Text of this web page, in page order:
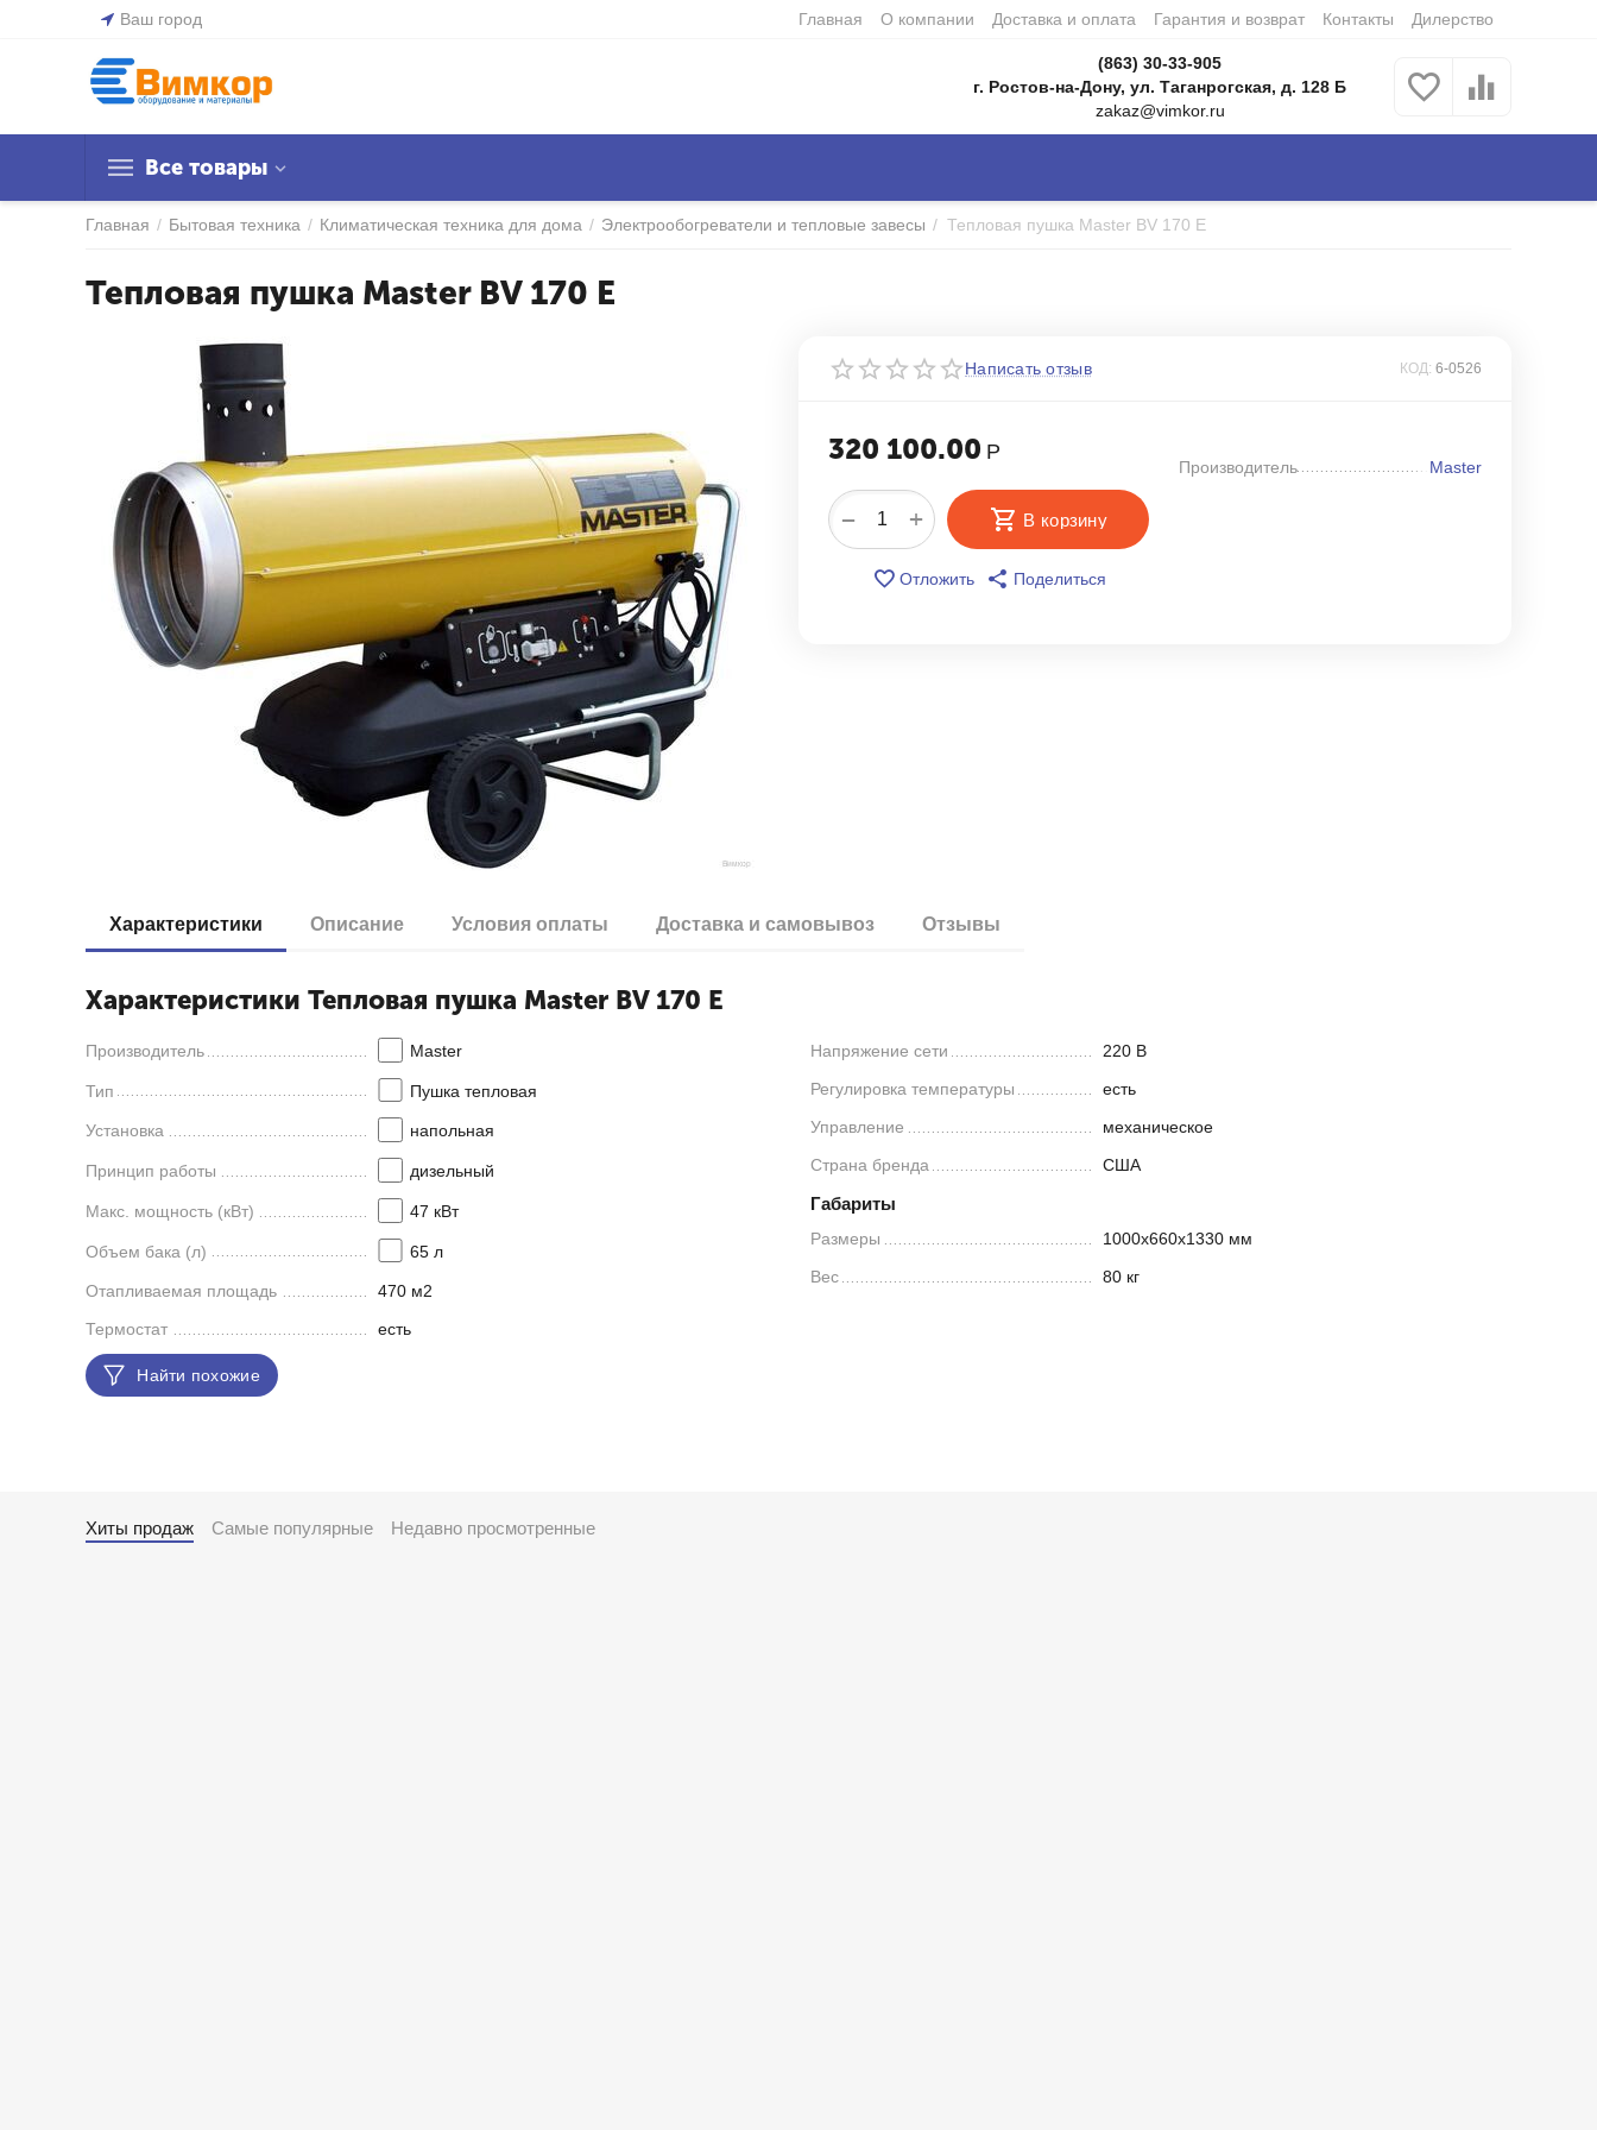
Ваш город Главная О компании Доставка и оплата Гарантия и возврат Контакты Дилерство
(863) 30-33-905
г. Ростов-на-Дону, ул. Таганрогская, д. 128 Б
zakaz@vimkor.ru
Все товары
Главная / Бытовая техника / Климатическая техника для дома / Электрообогреватели и тепловые завесы / Тепловая пушка Master BV 170 E
Тепловая пушка Master BV 170 E
Написать отзыв КОД: 6-0526
320 100.00 Р
+
− В корзину
Отложить Поделиться
Производитель Master
Характеристики Описание Условия оплаты Доставка и самовывоз Отзывы
Характеристики Тепловая пушка Master BV 170 E
Производитель Master
Тип Пушка тепловая
Установка напольная
Принцип работы дизельный
Макс. мощность (кВт) 47 кВт
Объем бака (л) 65 л
Отапливаемая площадь
470 м2
Термостат
есть
Напряжение сети
220 В
Регулировка температуры
есть
Управление
механическое
Страна бренда
США
Габариты
Размеры
1000x660x1330 мм
Вес
80 кг
Найти похожие
Хиты продаж Самые популярные Недавно просмотренные